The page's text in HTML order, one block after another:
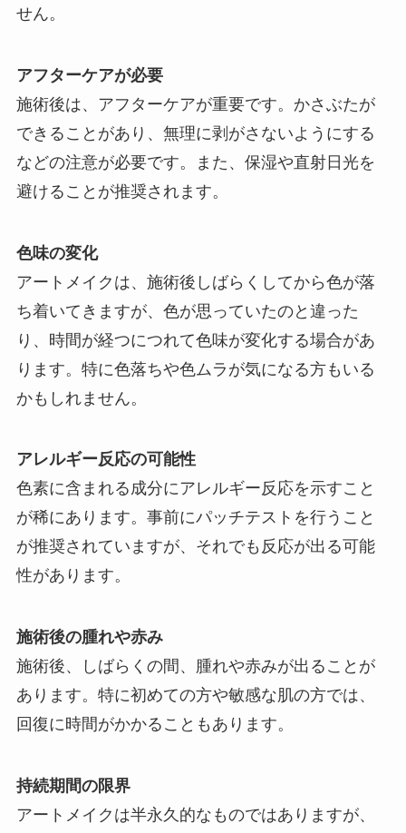
せん。
アフターケアが必要
施術後は、アフターケアが重要です。かさぶたが
できることがあり、無理に剥がさないようにする
などの注意が必要です。また、保湿や直射日光を
避けることが推奨されます。
色味の変化
アートメイクは、施術後しばらくしてから色が落
ち着いてきますが、色が思っていたのと違った
り、時間が経つにつれて色味が変化する場合があ
ります。特に色落ちや色ムラが気になる方もいる
かもしれません。
アレルギー反応の可能性
色素に含まれる成分にアレルギー反応を示すこと
が稀にあります。事前にパッチテストを行うこと
が推奨されていますが、それでも反応が出る可能
性があります。
施術後の腫れや赤み
施術後、しばらくの間、腫れや赤みが出ることが
あります。特に初めての方や敏感な肌の方では、
回復に時間がかかることもあります。
持続期間の限界
アートメイクは半永久的なものではありますが、